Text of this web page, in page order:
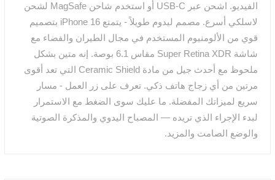
الفيديو. اشحن عبر USB-C أو استخدم شاحن MagSafe لشحن
لاسلكي أسرع. مصمم ليدوم طويلاً - يتمتع iPhone 16 بتصميم
قوي من الألومنيوم المستخدم في مجال الطيران والفضاء مع
شاشة Super Retina XDR مقاس 6.1 بوصة. إنه متين بشكل
ملحوظ مع أحدث جيل من مادة Ceramic Shield التي تعد أقوى
مرتين من أي زجاج هاتف ذكي. تعرف على زر العمل - مسار
سريع لميزاتك المفضلة. ما عليك سوى الضغط مع الاستمرار
لبدء الإجراء الذي تريده — المصباح اليدوي والمذكرة الصوتية
والوضع الصامت والمزيد.